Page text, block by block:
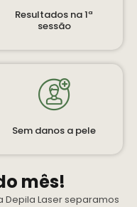
Resultados na 1ª
sessão
Sem danos a pele
mês!
Depila Laser separamos